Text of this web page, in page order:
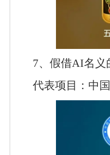
7、假借AI名义
代表项目：中